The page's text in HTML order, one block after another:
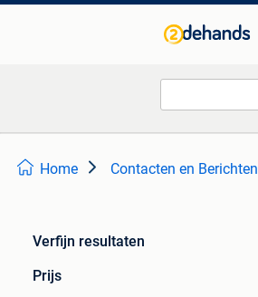
Home Contacten en Berichten
Verfijn resultaten
Prijs